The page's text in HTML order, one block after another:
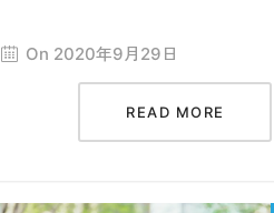
On 2020年9月29日
READ MORE